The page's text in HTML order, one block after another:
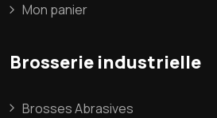
Mon panier
Brosserie industrielle
Brosses Abrasives